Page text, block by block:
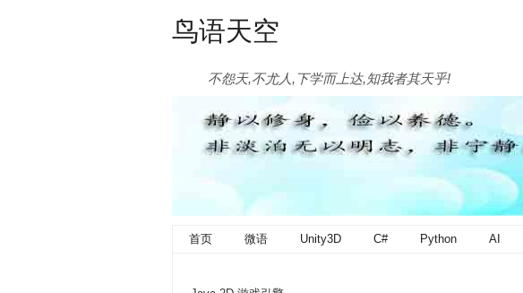
鸟语天空
不怨天,不尤人,下学而上达,知我者其天乎!
首页 微语 Unity3D C# Python AI